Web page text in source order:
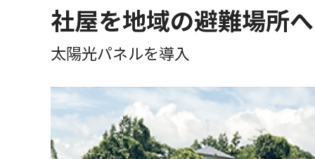
社屋を地域の避難場所へ
太陽光パネルを導入